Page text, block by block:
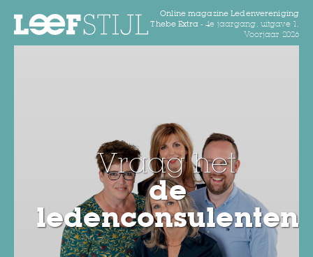
Online magazine Ledenvereniging
Thebe Extra -4e jaargang, uitgave 1,
Voorjaar 2026
Vraag het
de
ledenconsulenten